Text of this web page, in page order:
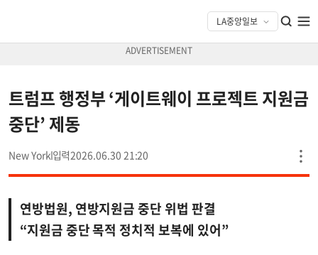
트럼프 행정부 ‘게이트웨이 프로젝트 지원금
중단’ 제동
New York 2026.06.30 21:20
연방법원, 연방지원금 중단 위법 판결
“지원금 중단 목적 정치적 보복에 있어”